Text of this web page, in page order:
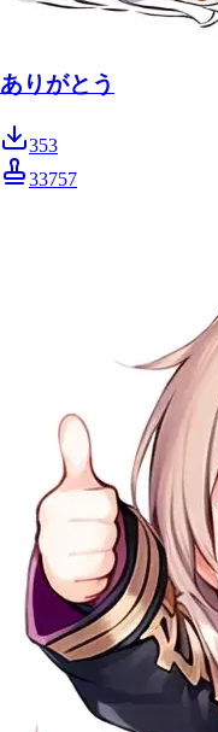
ありがとう
353
33757